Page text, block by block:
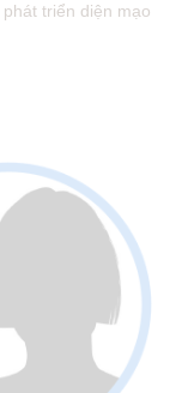
triển diện mạo